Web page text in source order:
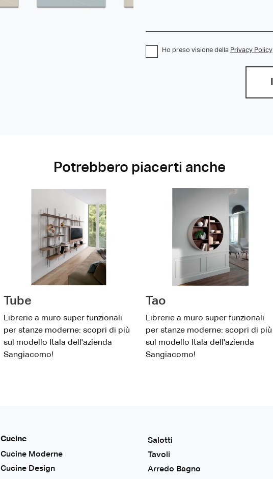
Ho preso visione della Privacy Policy
Potrebbero piacerti anche
Tube
Librerie a muro super funzionali
per stanze moderne: scopri di più
sul modello Itala dell'azienda
Sangiacomo!
Tao
Librerie a muro super funzionali
per stanze moderne: scopri di più
sul modello Itala dell'azienda
Sangiacomo!
Cucine
Cucine Moderne
Cucine Design
Salotti
Tavoli
Arredo Bagno